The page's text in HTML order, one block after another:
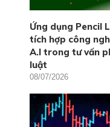
Ứng dụng Pencil
tích hợp công
A.I trong tư vấn
luật
08/07/2026